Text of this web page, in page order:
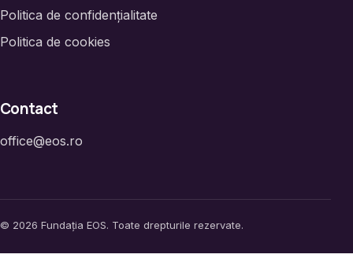
Politica de confidențialitate
Politica de cookies
Contact
office@eos.ro
© 2026 Fundația EOS. Toate drepturile rezervate.